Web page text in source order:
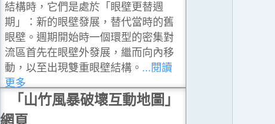
結構時，它們是處於「眼壁更替週
期」：新的眼壁發展，替代當時的舊
眼壁。週期開始時一個環型的密集對
流區首先在眼壁外發展，繼而向內移
動，以至出現雙重眼壁結構。 ...閱讀
更多
「山竹風暴破壞互動地圖」
網頁